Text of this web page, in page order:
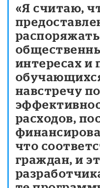
«Я считаю,
интересах и
навстречу
расходов,
что
граждан, и